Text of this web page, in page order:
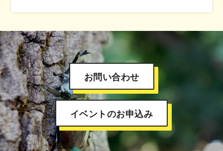
お問い合わせ
イベントのお申込み